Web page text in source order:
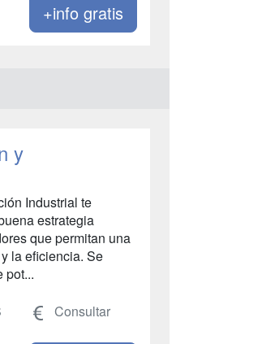
+info gratis
y
Industrial te
estrategia
que permitan una
la eficiencia. Se
pot...
Consultar